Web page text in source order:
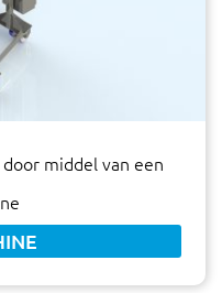
middel van een